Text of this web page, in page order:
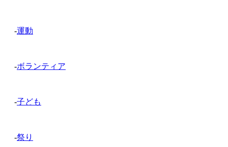
-運動
-ボランティア
-子ども
-祭り